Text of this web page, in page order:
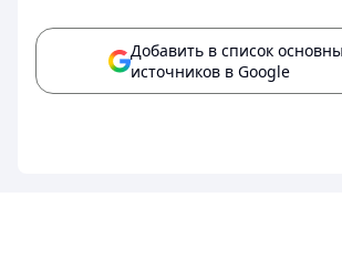
Добавить в список
источников в Google